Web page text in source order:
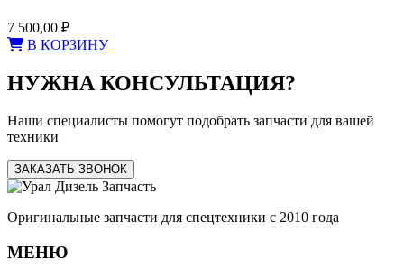
7 500,00 ₽
В КОРЗИНУ
НУЖНА КОНСУЛЬТАЦИЯ?
Наши специалисты помогут подобрать запчасти для вашей
техники
ЗАКАЗАТЬ ЗВОНОК
Оригинальные запчасти для спецтехники с 2010 года
МЕНЮ